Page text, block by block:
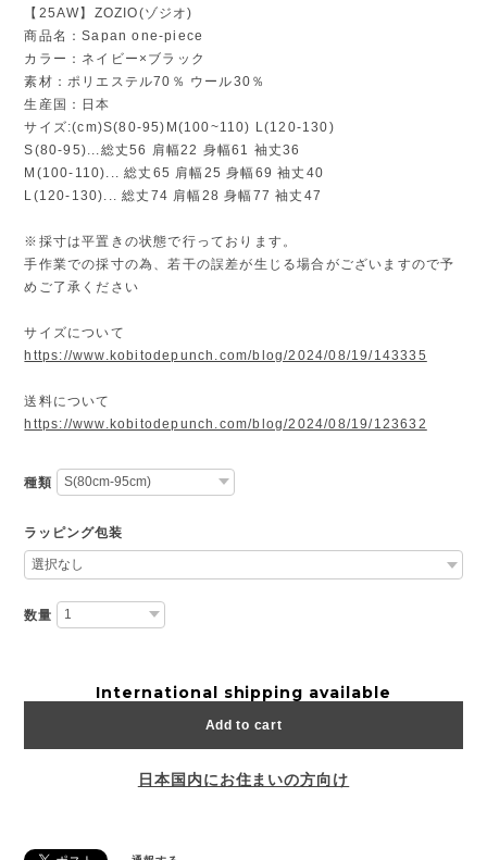
【25AW】ZOZIO(ゾジオ)
商品名：Sapan one-piece
カラー：ネイビー×ブラック
素材：ポリエステル70％ ウール30％
生産国：日本
サイズ:(cm)S(80-95)M(100~110) L(120-130)
S(80-95)...総丈56 肩幅22 身幅61 袖丈36
M(100-110)... 総丈65 肩幅25 身幅69 袖丈40
L(120-130)... 総丈74 肩幅28 身幅77 袖丈47
※採寸は平置きの状態で行っております。
手作業での採寸の為、若干の誤差が生じる場合がございますので予
めご了承ください
サイズについて
https://www.kobitodepunch.com/blog/2024/08/19/143335
送料について
https://www.kobitodepunch.com/blog/2024/08/19/123632
種類
ラッピング包装
数量
International shipping available
Add to cart
日本国内にお住まいの方向け